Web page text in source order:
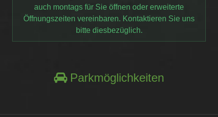
auch montags für Sie öffnen oder erweiterte
Öffnungszeiten vereinbaren. Kontaktieren Sie uns
bitte diesbezüglich.
Parkmöglichkeiten